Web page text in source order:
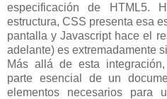
especificación de HTML5.
estructura, CSS presenta esa
pantalla y Javascript hace el
adelante) es extremadamente
Más allá de esta
parte esencial de un
elementos necesarios para